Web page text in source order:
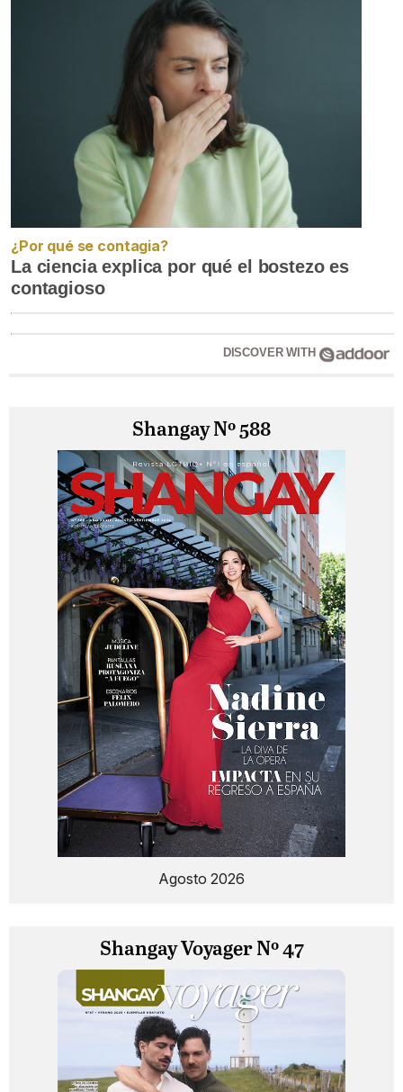
¿Por qué se contagia?
La ciencia explica por qué el bostezo es
contagioso
DISCOVER WITH
Shangay Nº 588
Agosto 2026
Shangay Voyager Nº 47